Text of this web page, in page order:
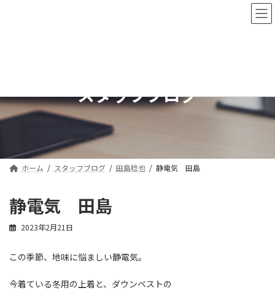
ッ
プ
移
動
スタッフブログ
ホーム スタッフブログ 田島稔也 静電気 田島
静電気 田島
2023年2月21日
この季節、地味に悩ましい静電気。
今着ている冬用の上着と、ダウンベストの